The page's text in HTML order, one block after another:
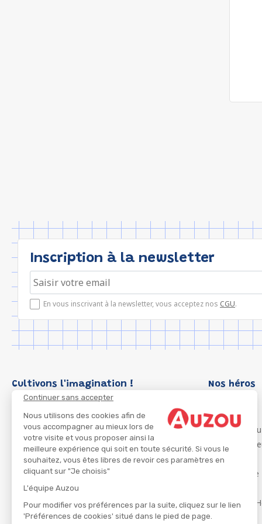
Continuer sans accepter
Nous utilisons des cookies afin de
vous accompagner au mieux lors de
votre visite et vous proposer ainsi la
meilleure expérience qui soit en toute sécurité. Si vous le
souhaitez, vous êtes libres de revoir ces paramètres en
cliquant sur "Je choisis"
L'équipe Auzou
Pour modifier vos préférences par la suite, cliquez sur le lien
'Préférences de cookies' situé dans le pied de page.
Inscription à la newsletter
En vous inscrivant à la newsletter, vous acceptez nos CGU.
Cultivons l'imagination ! Nos héros
P'tit Loup
Les Héros
Les
Migali
Petite Taupe
Ma Boîte à